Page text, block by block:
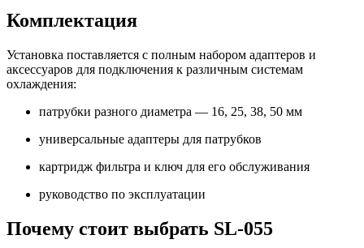
Комплектация
Установка поставляется с полным набором адаптеров и
аксессуаров для подключения к различным системам
охлаждения:
патрубки разного диаметра — 16, 25, 38, 50 мм
универсальные адаптеры для патрубков
картридж фильтра и ключ для его обслуживания
руководство по эксплуатации
Почему стоит выбрать SL-055